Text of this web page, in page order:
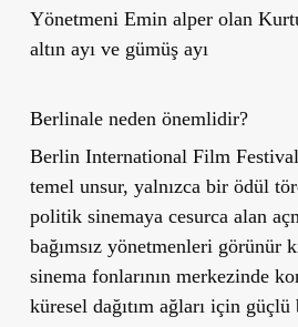
Yönetmeni Emin alper olan
altın ayı ve gümüş ayı
Berlinale neden önemlidir?
Berlin International Film
temel unsur, yalnızca bir ödül
politik sinemaya cesurca alan
bağımsız yönetmenleri görünür
sinema fonlarının merkezinde
küresel dağıtım ağları için